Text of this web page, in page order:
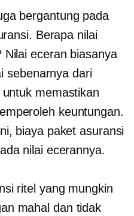
bergantung pada
Berapa nilai
eceran biasanya
sebenarnya dari
memastikan
keuntungan.
biaya paket asuransi
nilai ecerannya.
ritel yang mungkin
mahal dan tidak